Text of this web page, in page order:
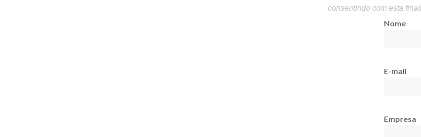
consentindo com esta
Nome
E-mail
Empresa